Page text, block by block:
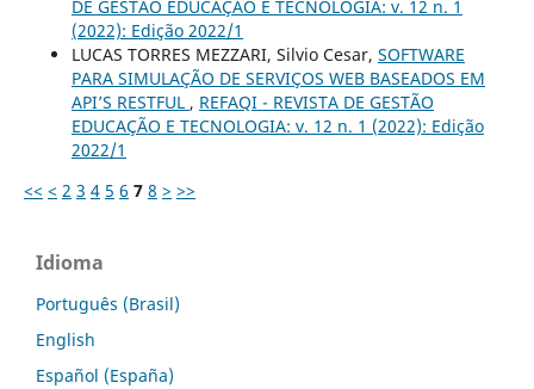
DE GESTÃO EDUCAÇÃO E TECNOLOGIA: v. 12 n. 1
(2022): Edição 2022/1
LUCAS TORRES MEZZARI, Silvio Cesar, SOFTWARE
PARA SIMULAÇÃO DE SERVIÇOS WEB BASEADOS EM
API’S RESTFUL , REFAQI - REVISTA DE GESTÃO
EDUCAÇÃO E TECNOLOGIA: v. 12 n. 1 (2022): Edição
2022/1
<< < 2 3 4 5 6 7 8 > >>
Idioma
Português (Brasil)
English
Español (España)